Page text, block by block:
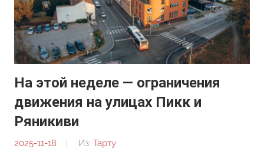
На этой неделе — ограничения
движения на улицах Пикк и
Ряникиви
2025-11-18
От:
Из: Тарту